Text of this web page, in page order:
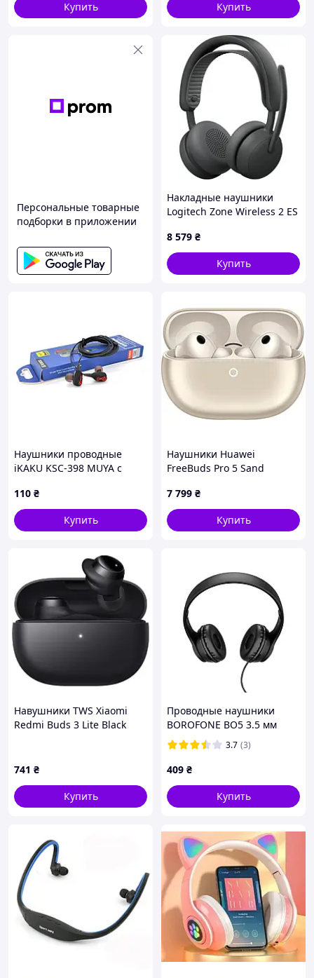
Купить
Купить
Персональные товарные
подборки в приложении
Накладные наушники
Logitech Zone Wireless 2 ES
Graphite (L981-001512)
8 579 ₴
Купить
Наушники проводные
iKAKU KSC-398 MUYA с
110 ₴
Купить
Наушники Huawei
FreeBuds Pro 5 Sand
7 799 ₴
Купить
Навушники TWS Xiaomi
Redmi Buds 3 Lite Black
741 ₴
Купить
Проводные наушники
BOROFONE BO5 3.5 мм
mini-Jack 1,2m, Black
3.7 (3)
409 ₴
Купить